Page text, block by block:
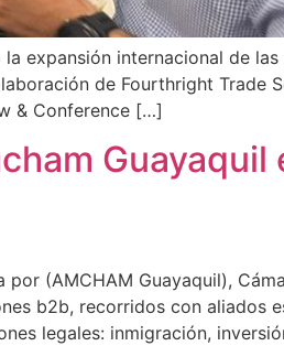
expansión internacional de las
de Fourthright Trade
& Conference […]
Guayaquil
(AMCHAM Guayaquil),
b2b, recorridos con aliados
legales: inmigración,